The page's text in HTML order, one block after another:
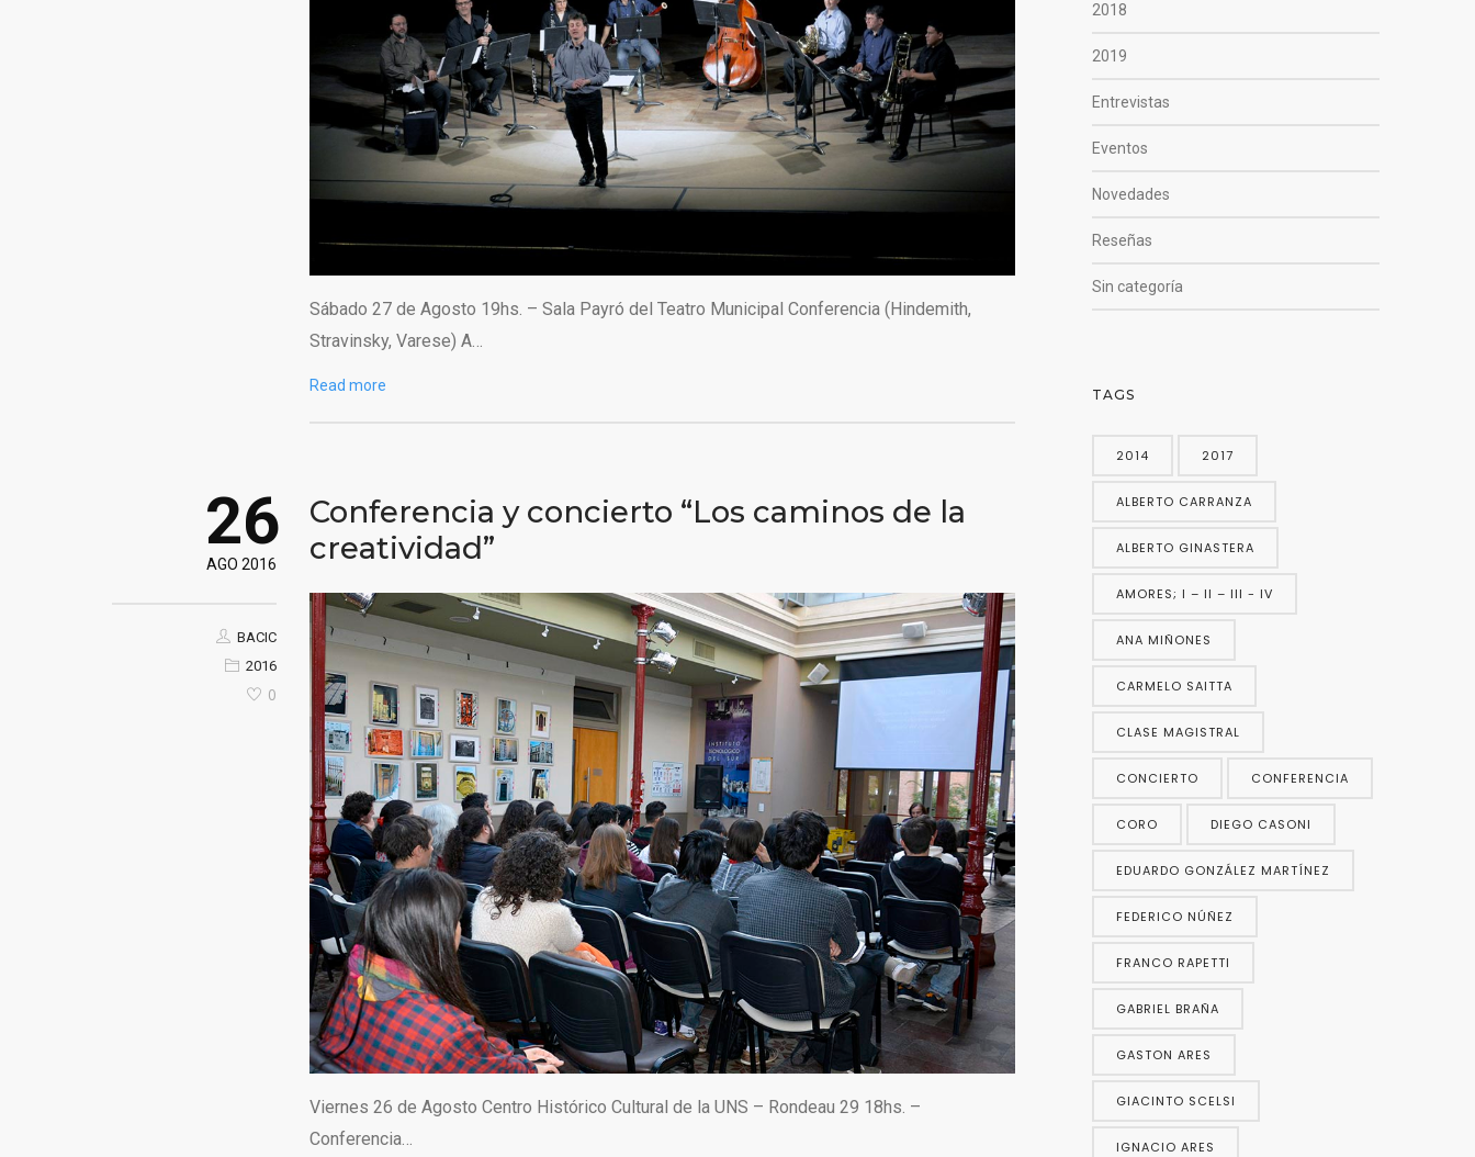
Sábado 27 de Agosto 19hs. – Sala Payró del Teatro Municipal Conferencia (Hindemith,
Stravinsky, Varese) A…
Read more
26
AGO 2016
BACIC
2016
0
Conferencia y concierto “Los caminos de la
creatividad”
Viernes 26 de Agosto Centro Histórico Cultural de la UNS – Rondeau 29 18hs. –
Conferencia…
2018
2019
Entrevistas
Eventos
Novedades
Reseñas
Sin categoría
TAGS
2014 2017
ALBERTO CARRANZA
ALBERTO GINASTERA
AMORES; I – II – III - IV
ANA MIÑONES
CARMELO SAITTA
CLASE MAGISTRAL
CONCIERTO CONFERENCIA
CORO DIEGO CASONI
EDUARDO GONZÁLEZ MARTÍNEZ
FEDERICO NÚÑEZ
FRANCO RAPETTI
GABRIEL BRAÑA
GASTON ARES
GIACINTO SCELSI
IGNACIO ARES